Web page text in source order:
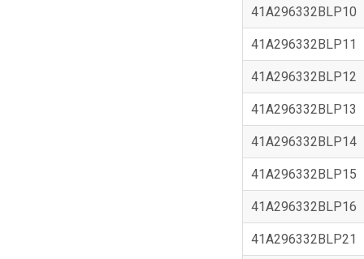
41A296332BLP10
41A296332BLP11
41A296332BLP12
41A296332BLP13
41A296332BLP14
41A296332BLP15
41A296332BLP16
41A296332BLP21